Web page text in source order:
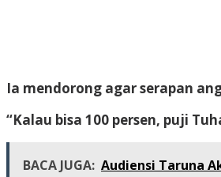
Ia mendorong agar serapan
“Kalau bisa 100 persen, puji
BACA JUGA: Audiensi Taruna